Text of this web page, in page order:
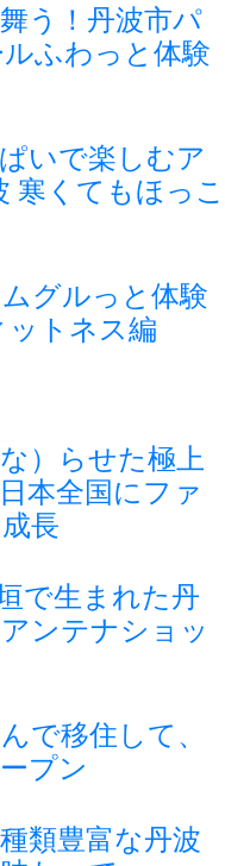
う！丹波市パ
ふわっと体験
いで楽しむア
寒くてもほっこ
グルっと体験
ットネス編
）らせた極上
本全国にファ
長
で生まれた丹
ンテナショッ
で移住して、
プン
類豊富な丹波